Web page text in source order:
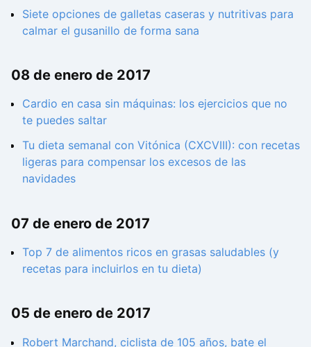
Siete opciones de galletas caseras y nutritivas para
calmar el gusanillo de forma sana
08 de enero de 2017
Cardio en casa sin máquinas: los ejercicios que no
te puedes saltar
Tu dieta semanal con Vitónica (CXCVIII): con recetas
ligeras para compensar los excesos de las
navidades
07 de enero de 2017
Top 7 de alimentos ricos en grasas saludables (y
recetas para incluirlos en tu dieta)
05 de enero de 2017
Robert Marchand, ciclista de 105 años, bate el